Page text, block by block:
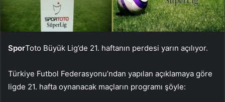
SporToto Büyük Lig’de 21. haftanın perdesi yarın açılıyor.
Türkiye Futbol Federasyonu’ndan yapılan açıklamaya göre
ligde 21. hafta oynanacak maçların programı şöyle: